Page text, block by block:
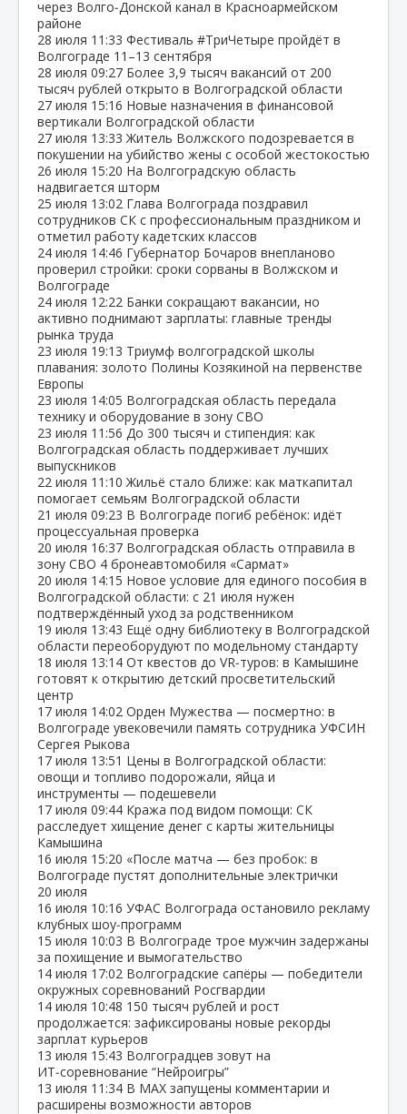
через Волго‑Донской канал в Красноармейском
районе
28 июля 11:33 Фестиваль #ТриЧетыре пройдёт в
Волгограде 11–13 сентября
28 июля 09:27 Более 3,9 тысяч вакансий от 200
тысяч рублей открыто в Волгоградской области
27 июля 15:16 Новые назначения в финансовой
вертикали Волгоградской области
27 июля 13:33 Житель Волжского подозревается в
покушении на убийство жены с особой жестокостью
26 июля 15:20 На Волгоградскую область
надвигается шторм
25 июля 13:02 Глава Волгограда поздравил
сотрудников СК с профессиональным праздником и
отметил работу кадетских классов
24 июля 14:46 Губернатор Бочаров внепланово
проверил стройки: сроки сорваны в Волжском и
Волгограде
24 июля 12:22 Банки сокращают вакансии, но
активно поднимают зарплаты: главные тренды
рынка труда
23 июля 19:13 Триумф волгоградской школы
плавания: золото Полины Козякиной на первенстве
Европы
23 июля 14:05 Волгоградская область передала
технику и оборудование в зону СВО
23 июля 11:56 До 300 тысяч и стипендия: как
Волгоградская область поддерживает лучших
выпускников
22 июля 11:10 Жильё стало ближе: как маткапитал
помогает семьям Волгоградской области
21 июля 09:23 В Волгограде погиб ребёнок: идёт
процессуальная проверка
20 июля 16:37 Волгоградская область отправила в
зону СВО 4 бронеавтомобиля «Сармат»
20 июля 14:15 Новое условие для единого пособия в
Волгоградской области: с 21 июля нужен
подтверждённый уход за родственником
19 июля 13:43 Ещё одну библиотеку в Волгоградской
области переоборудуют по модельному стандарту
18 июля 13:14 От квестов до VR‑туров: в Камышине
готовят к открытию детский просветительский
центр
17 июля 14:02 Орден Мужества — посмертно: в
Волгограде увековечили память сотрудника УФСИН
Сергея Рыкова
17 июля 13:51 Цены в Волгоградской области:
овощи и топливо подорожали, яйца и
инструменты — подешевели
17 июля 09:44 Кража под видом помощи: СК
расследует хищение денег с карты жительницы
Камышина
16 июля 15:20 «После матча — без пробок: в
Волгограде пустят дополнительные электрички
20 июля
16 июля 10:16 УФАС Волгограда остановило рекламу
клубных шоу‑программ
15 июля 10:03 В Волгограде трое мужчин задержаны
за похищение и вымогательство
14 июля 17:02 Волгоградские сапёры — победители
окружных соревнований Росгвардии
14 июля 10:48 150 тысяч рублей и рост
продолжается: зафиксированы новые рекорды
зарплат курьеров
13 июля 15:43 Волгоградцев зовут на
ИТ‑соревнование “Нейроигры”
13 июля 11:34 В МАХ запущены комментарии и
расширены возможности авторов